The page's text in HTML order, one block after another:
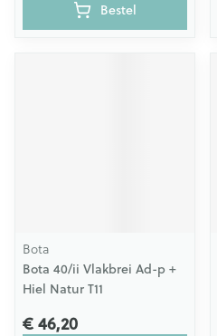
Bestel
Bota
Bota 40/ii Vlakbrei Ad-p +
Hiel Natur T11
€ 46,20